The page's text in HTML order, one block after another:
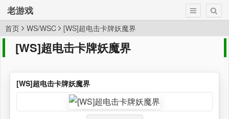
老游戏
首页 WS/WSC [WS]超电击卡牌妖魔界
[WS]超电击卡牌妖魔界
[WS]超电击卡牌妖魔界